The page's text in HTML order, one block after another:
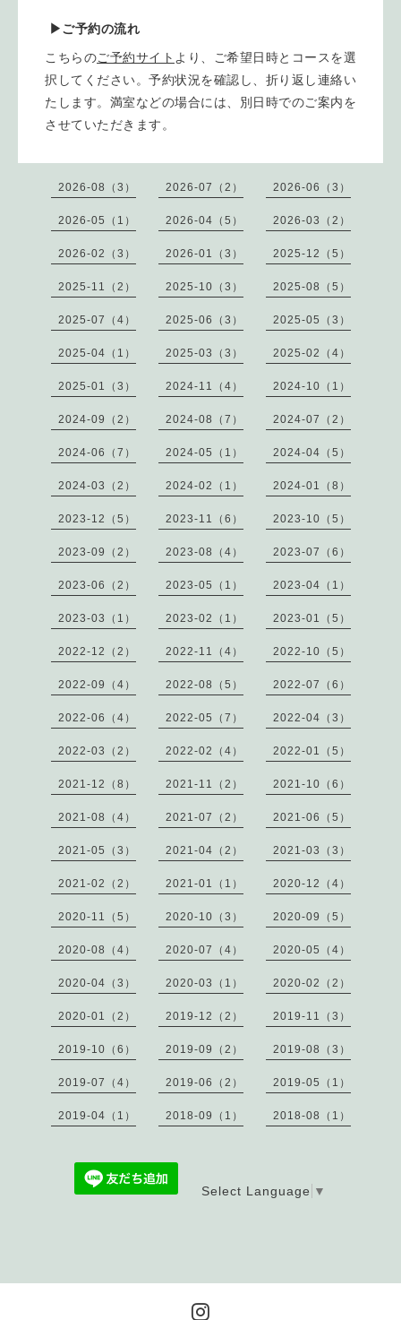
▶ご予約の流れ
こちらのご予約サイト より、ご希望日時とコースを選
択してください。予約状況を確認し、折り返し連絡い
たします。満室などの場合には、別日時でのご案内を
させていただきます。
2026-08（3） 2026-07（2） 2026-06（3）
2026-05（1） 2026-04（5） 2026-03（2）
2026-02（3） 2026-01（3） 2025-12（5）
2025-11（2） 2025-10（3） 2025-08（5）
2025-07（4） 2025-06（3） 2025-05（3）
2025-04（1） 2025-03（3） 2025-02（4）
2025-01（3） 2024-11（4） 2024-10（1）
2024-09（2） 2024-08（7） 2024-07（2）
2024-06（7） 2024-05（1） 2024-04（5）
2024-03（2） 2024-02（1） 2024-01（8）
2023-12（5） 2023-11（6） 2023-10（5）
2023-09（2） 2023-08（4） 2023-07（6）
2023-06（2） 2023-05（1） 2023-04（1）
2023-03（1） 2023-02（1） 2023-01（5）
2022-12（2） 2022-11（4） 2022-10（5）
2022-09（4） 2022-08（5） 2022-07（6）
2022-06（4） 2022-05（7） 2022-04（3）
2022-03（2） 2022-02（4） 2022-01（5）
2021-12（8） 2021-11（2） 2021-10（6）
2021-08（4） 2021-07（2） 2021-06（5）
2021-05（3） 2021-04（2） 2021-03（3）
2021-02（2） 2021-01（1） 2020-12（4）
2020-11（5） 2020-10（3） 2020-09（5）
2020-08（4） 2020-07（4） 2020-05（4）
2020-04（3） 2020-03（1） 2020-02（2）
2020-01（2） 2019-12（2） 2019-11（3）
2019-10（6） 2019-09（2） 2019-08（3）
2019-07（4） 2019-06（2） 2019-05（1）
2019-04（1） 2018-09（1） 2018-08（1）
Select Language ▼